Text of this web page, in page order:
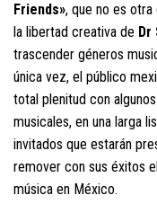
Friends», que no es
la libertad creativa de Dr
trascender géneros
única vez, el público
total plenitud con
musicales, en una larga
invitados que estarán
remover con sus éxitos
música en México.